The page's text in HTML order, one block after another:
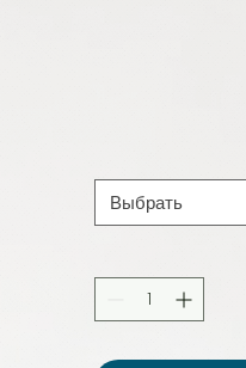
Выбрать